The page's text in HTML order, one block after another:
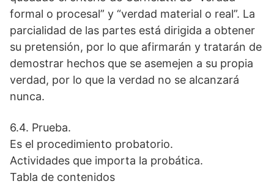
formal o procesal” y “verdad material o real”. La
parcialidad de las partes está dirigida a obtener
su pretensión, por lo que afirmarán y tratarán de
demostrar hechos que se asemejen a su propia
verdad, por lo que la verdad no se alcanzará
nunca.
6.4. Prueba.
Es el procedimiento probatorio.
Actividades que importa la probática.
Tabla de contenidos